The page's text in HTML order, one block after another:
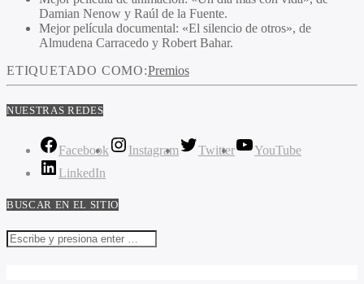
Damian Nenow y Raúl de la Fuente.
Mejor película documental: «El silencio de otros», de
Almudena Carracedo y Robert Bahar.
ETIQUETADO COMO:Premios
NUESTRAS REDES
Facebook Instagram Twitter
YouTube
LinkedIn
BUSCAR EN EL SITIO